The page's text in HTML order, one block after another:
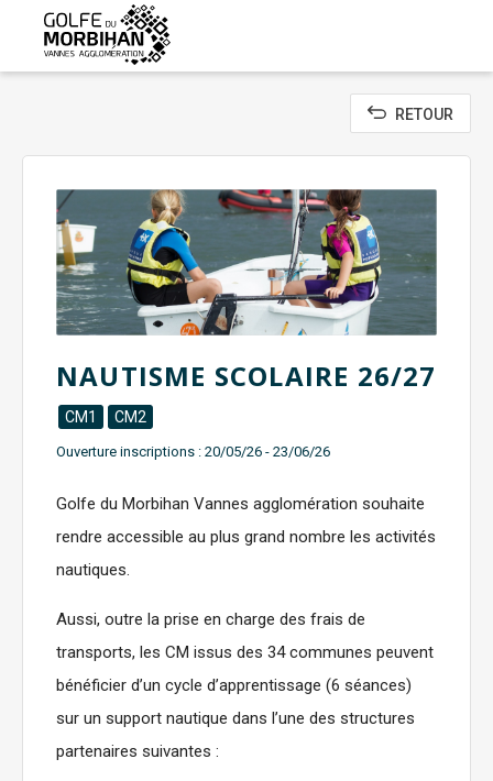
contenu
principal
RETOUR
NAUTISME SCOLAIRE 26/27
CM1 CM2
Ouverture inscriptions : 20/05/26 - 23/06/26
Golfe du Morbihan Vannes agglomération souhaite
rendre accessible au plus grand nombre les activités
nautiques.
Aussi, outre la prise en charge des frais de
transports, les CM issus des 34 communes peuvent
bénéficier d’un cycle d’apprentissage (6 séances)
sur un support nautique dans l’une des structures
partenaires suivantes :